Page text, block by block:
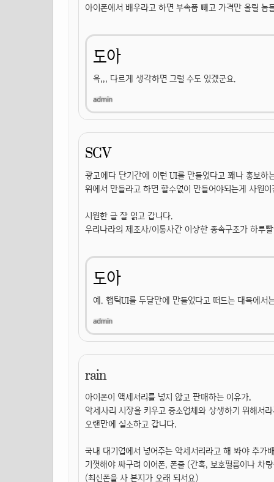
아이폰에서 배우라고 하면 부속품 빼고 가격만 올릴 놈
도아
윽,,, 다르게 생각하면 그럴 수도 있겠군요.
SCV
광고에다 단기간에 이런 UI를 만들었다고 꽤나 홍보하
위에서 만들라고 하면 할수없이 만들어야되는게 사원
시원한 글 잘 읽고 갑니다.
우리나라의 제조사/이통사간 이상한 종속구조가 하루
도아
예. 햅틱UI를 두달만에 만들었다고 떠드는 대목에서
rain
아이폰이 액세서리를 넣지 않고 판매하는 이유가,
악세사리 시장을 키우고 중소업체와 상생하기 위해서
오랜만에 실소하고 갑니다.
국내 대기업에서 넣어주는 악세서리라고 해 봐야 추가
기껏해야 싸구려 이어폰, 폰줄 (간혹, 보호필름이나 차
(최신폰을 사 본지가 오래 되서요)